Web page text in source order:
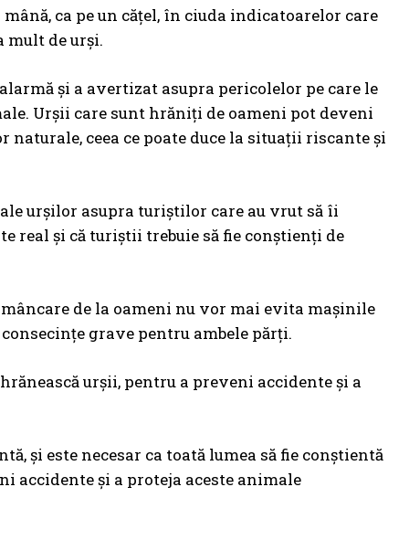
ca pe un cățel, în ciuda indicatoarelor care
mult de urși.
și a avertizat asupra pericolelor pe care le
Urșii care sunt hrăniți de oameni pot deveni
ceea ce poate duce la situații riscante și
urșilor asupra turiștilor care au vrut să îi
real și că turiștii trebuie să fie conștienți de
de la oameni nu vor mai evita mașinile
grave pentru ambele părți.
urșii, pentru a preveni accidente și a
și este necesar ca toată lumea să fie conștientă
accidente și a proteja aceste animale